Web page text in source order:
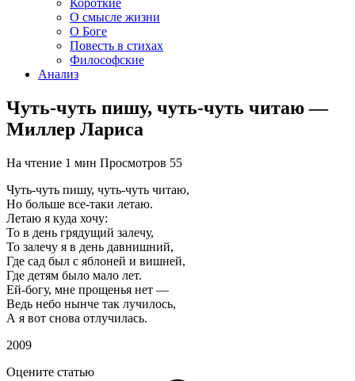
Короткие
О смысле жизни
О Боге
Повесть в стихах
Философские
Анализ
Чуть-чуть пишу, чуть-чуть читаю —
Миллер Лариса
На чтение 1 мин Просмотров 55
Чуть-чуть пишу, чуть-чуть читаю,
Но больше все-таки летаю.
Летаю я куда хочу:
То в день грядущий залечу,
То залечу я в день давнишний,
Где сад был с яблоней и вишней,
Где детям было мало лет.
Ей-богу, мне прощенья нет —
Ведь небо нынче так лучилось,
А я вот снова отлучилась.
2009
Оцените статью